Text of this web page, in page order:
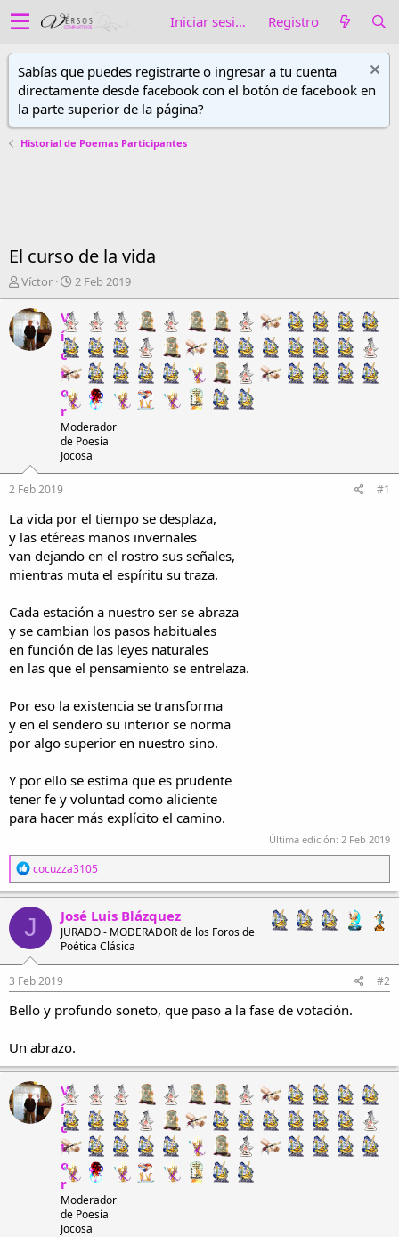
Iniciar sesión Registro
Sabías que puedes registrarte o ingresar a tu cuenta
directamente desde facebook con el botón de facebook en
la parte superior de la página?
Historial de Poemas Participantes
El curso de la vida
A
u
t
o
r
Víctor
F
e
h
a
d
e
i
n
i
c
i
o
2 Feb 2019
V
í
c
t
o
r
Moderador
de Poesía
Jocosa
2 Feb 2019 #1
La vida por el tiempo se desplaza,
y las etéreas manos invernales
van dejando en el rostro sus señales,
mientras muta el espíritu su traza.
Cada estación a nuestro ser se abraza
y se cambian los pasos habituales
en función de las leyes naturales
en las que el pensamiento se entrelaza.
Por eso la existencia se transforma
y en el sendero su interior se norma
por algo superior en nuestro sino.
Y por ello se estima que es prudente
tener fe y voluntad como aliciente
para hacer más explícito el camino.
Última edición: 2 Feb 2019
R
e
a
c
c
i
o
n
e
s
:
cocuzza3105
J José Luis Blázquez
JURADO - MODERADOR de los Foros de
Poética Clásica
3 Feb 2019 #2
Bello y profundo soneto, que paso a la fase de votación.
Un abrazo.
V
í
c
t
o
r
Moderador
de Poesía
Jocosa